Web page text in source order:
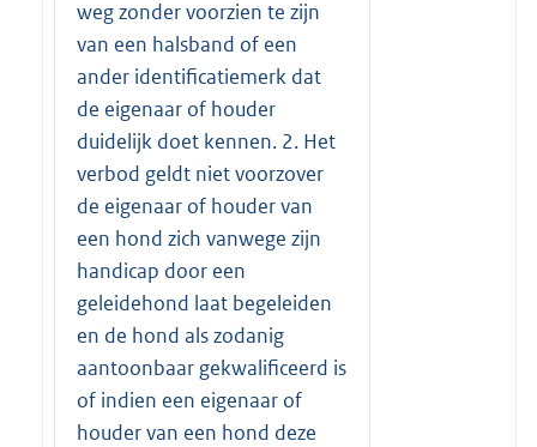
weg zonder voorzien te zijn
van een halsband of een
ander identificatiemerk dat
de eigenaar of houder
duidelijk doet kennen. 2. Het
verbod geldt niet voorzover
de eigenaar of houder van
een hond zich vanwege zijn
handicap door een
geleidehond laat begeleiden
en de hond als zodanig
aantoonbaar gekwalificeerd is
of indien een eigenaar of
houder van een hond deze